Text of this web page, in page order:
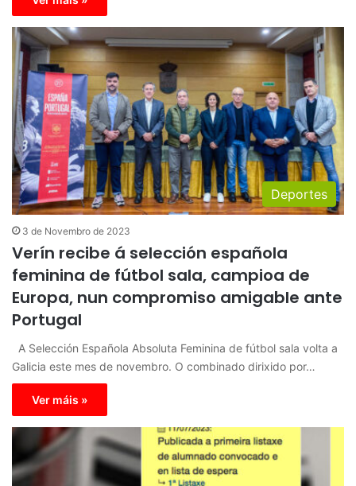
Deportes
3 de Novembro de 2023
Verín recibe á selección española
feminina de fútbol sala, campioa de
Europa, nun compromiso amigable ante
Portugal
A Selección Española Absoluta Feminina de fútbol sala volta a
Galicia este mes de novembro. O combinado dirixido por…
Ver máis »